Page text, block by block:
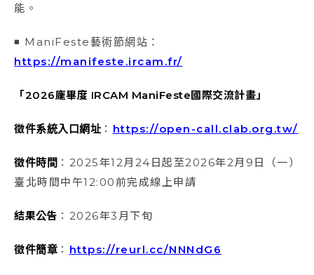
能。
◾ ManiFeste藝術節網站：
https://manifeste.ircam.fr/
「2026龐畢度 IRCAM ManiFeste國際交流計畫」
徵件系統入口網址 ： https://open-call.clab.org.tw/
徵件時間 ：2025年12月24日起至2026年2月9日（一）
臺北時間中午12:00前完成線上申請
結果公告 ：2026年3月下旬
徵件簡章 ： https://reurl.cc/NNNdG6